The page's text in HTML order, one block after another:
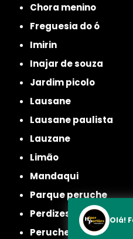
chora menino
freguesia do ó
imirin
inajar de souza
jardim picolo
lausane
lausane paulista
lauzane
limão
mandaqui
parque peruche
perdizes
peruche
Olá!